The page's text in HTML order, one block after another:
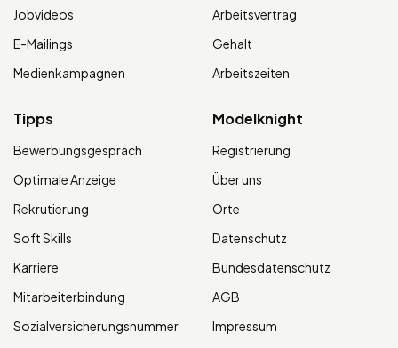
Jobvideos
E-Mailings
Medienkampagnen
Arbeitsvertrag
Gehalt
Arbeitszeiten
Tipps
Bewerbungsgespräch
Optimale Anzeige
Rekrutierung
Soft Skills
Karriere
Mitarbeiterbindung
Sozialversicherungsnummer
Modelknight
Registrierung
Über uns
Orte
Datenschutz
Bundesdatenschutz
AGB
Impressum